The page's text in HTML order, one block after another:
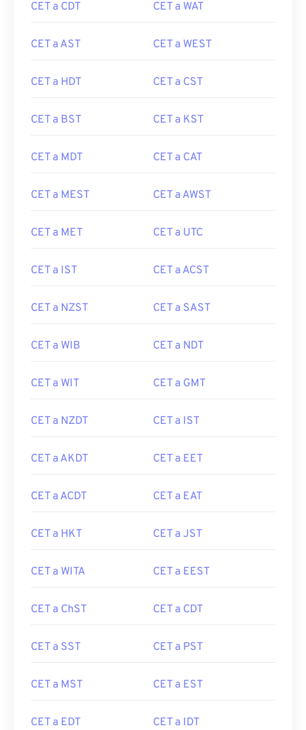
CET a CDT CET a WAT
CET a AST CET a WEST
CET a HDT CET a CST
CET a BST CET a KST
CET a MDT CET a CAT
CET a MEST CET a AWST
CET a MET CET a UTC
CET a IST CET a ACST
CET a NZST CET a SAST
CET a WIB CET a NDT
CET a WIT CET a GMT
CET a NZDT CET a IST
CET a AKDT CET a EET
CET a ACDT CET a EAT
CET a HKT CET a JST
CET a WITA CET a EEST
CET a ChST CET a CDT
CET a SST CET a PST
CET a MST CET a EST
CET a EDT CET a IDT